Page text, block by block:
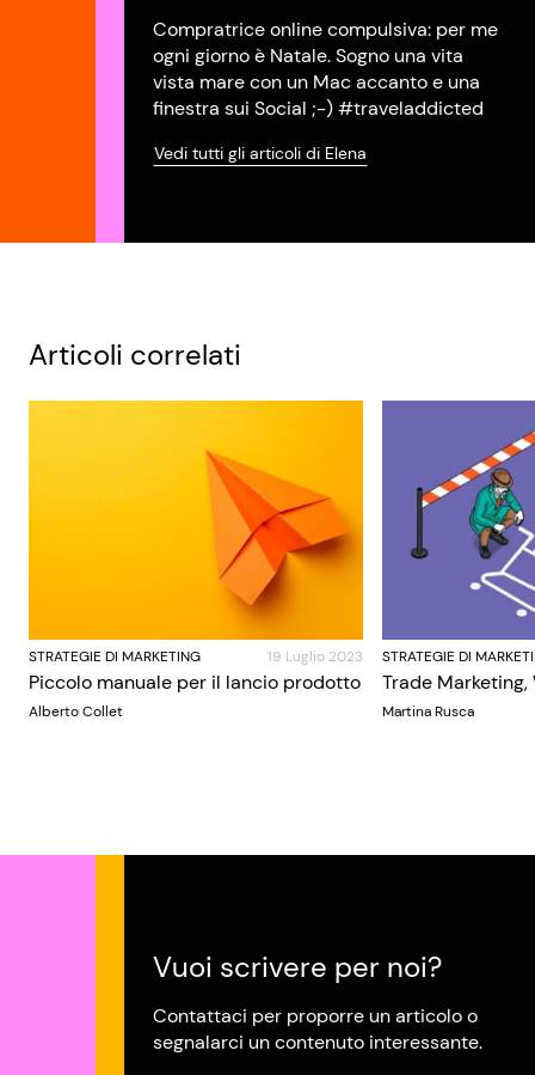
Compratrice online compulsiva: per me
ogni giorno è Natale. Sogno una vita
vista mare con un Mac accanto e una
finestra sui Social ;-) #traveladdicted
Vedi tutti gli articoli di Elena
Articoli correlati
STRATEGIE DI MARKETING 19 Luglio 2023
Piccolo manuale per il lancio prodotto
Alberto Collet
STRATEGIE DI
Trade Marketing,
Martina Rusca
Vuoi scrivere per noi?
Contattaci per proporre un articolo o
segnalarci un contenuto interessante.